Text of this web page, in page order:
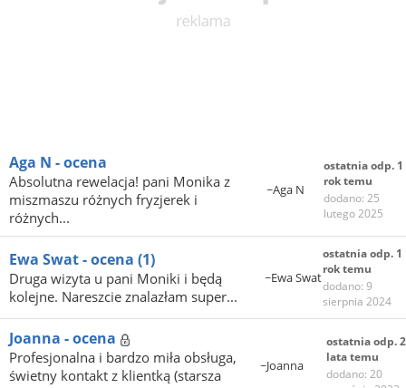
Aga N - ocena
Absolutna rewelacja! pani Monika z
miszmaszu różnych fryzjerek i
różnych...
~Aga N
ostatnia odp. 1
rok temu
dodano: 25
lutego 2025
Ewa Swat - ocena (1)
Druga wizyta u pani Moniki i będą
kolejne. Nareszcie znalazłam super...
~Ewa Swat
ostatnia odp. 1
rok temu
dodano: 9
sierpnia 2024
Joanna - ocena
Profesjonalna i bardzo miła obsługa,
świetny kontakt z klientką (starsza
~Joanna
ostatnia odp. 2
lata temu
dodano: 20